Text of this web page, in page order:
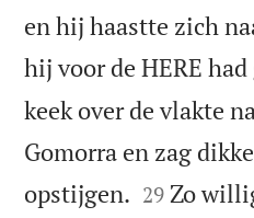
en hij haastte zich
hij voor de HERE
keek over de vlakte
Gomorra en zag
opstijgen. 

29 Zo